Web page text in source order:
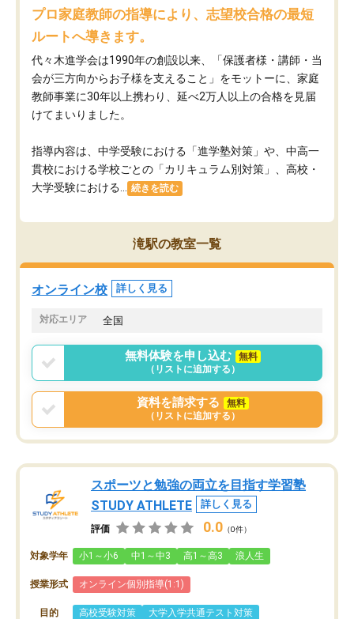
プロ家庭教師の指導により、志望校合格の最短
ルートへ導きます。
代々木進学会は1990年の創設以来、「保護者様・講師・当
会が三方向からお子様を支えること」をモットーに、家庭
教師事業に30年以上携わり、延べ2万人以上の合格を見届
けてまいりました。
指導内容は、中学受験における「進学塾対策」や、中高一
貫校における学校ごとの「カリキュラム別対策」、高校・
大学受験における...
続きを読む
滝駅の教室一覧
オンライン校 詳しく見る
対応エリア 全国
無料体験を申し込む
無料
（リストに追加する）
資料を請求する
無料
（リストに追加する）
スポーツと勉強の両立を目指す学習塾
STUDY ATHLETE
詳しく見る
評価 0.0 （0件）
対象学年 小1～小6 中1～中3 高1～高3 浪人生
授業形式 オンライン個別指導(1:1)
目的 高校受験対策
大学入学共通テスト対策